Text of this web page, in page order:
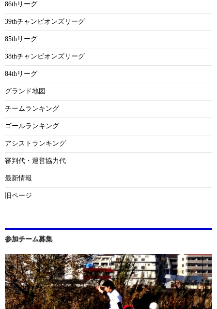
86thリーグ
39thチャンピオンズリーグ
85thリーグ
38thチャンピオンズリーグ
84thリーグ
グランド地図
チームランキング
ゴールランキング
アシストランキング
審判代・運営協力代
最新情報
旧ページ
参加チーム募集